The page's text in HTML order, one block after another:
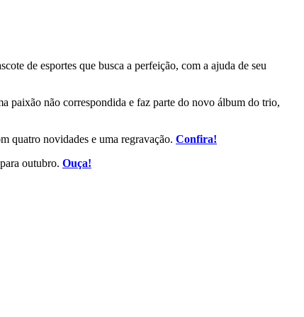
de esportes que busca a perfeição, com a ajuda de seu
paixão não correspondida e faz parte do novo álbum do trio,
quatro novidades e uma regravação. Confira!
outubro. Ouça!